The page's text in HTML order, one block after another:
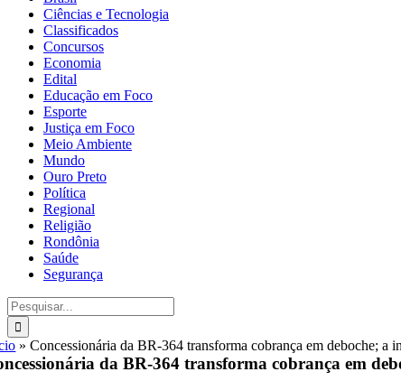
Ciências e Tecnologia
Classificados
Concursos
Economia
Edital
Educação em Foco
Esporte
Justiça em Foco
Meio Ambiente
Mundo
Ouro Preto
Política
Regional
Religião
Rondônia
Saúde
Segurança
Buscar
resultados
para:
»Concessionária da BR-364 transforma cobrança em deboche;
da BR-364 transforma cobrança em